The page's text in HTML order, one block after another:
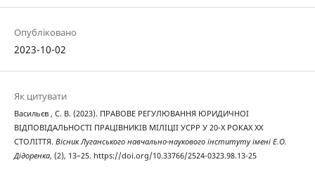
Опубліковано
2023-10-02
Як цитувати
Васильєв , С. В. (2023). ПРАВОВЕ РЕГУЛЮВАННЯ ЮРИДИЧНОІ
ВІДПОВІДАЛЬНОСТІ ПРАЦІВНИКІВ МІЛІЦІІ УСРР У 20-Х РОКАХ ХХ
СТОЛІТТЯ. Вісник Луганського навчально-наукового інституту імені Е.О.
Дідоренка, (2), 13–25. https://doi.org/10.33766/2524-0323.98.13-25